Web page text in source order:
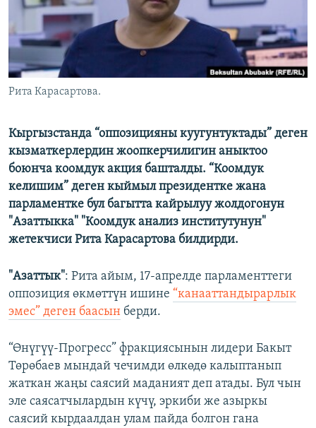
ЭЕ/АРнун бардык сайттары
Рита Карасартова.
Кыргызстанда “оппозицияны куугунтуктады” деген
кызматкерлердин жоопкерчилигин аныктоо
боюнча коомдук акция башталды. “Коомдук
келишим” деген кыймыл президентке жана
парламентке бул багытта кайрылуу жолдогонун
"Азаттыкка" "Коомдук анализ институтунун"
жетекчиси Рита Карасартова билдирди.
"Азаттык": Рита айым, 17-апрелде парламенттеги
оппозиция өкмөттүн ишине “канааттандырарлык
эмес” деген баасын берди.
“Өнүгүү-Прогресс” фракциясынын лидери Бакыт
Төрөбаев мындай чечимди өлкөдө калыптанып
жаткан жаңы саясий маданият деп атады. Бул чын
эле саясатчылардын күчү, эркиби же азыркы
саясий кырдаалдан улам пайда болгон гана